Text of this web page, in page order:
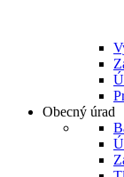
Obecný úrad